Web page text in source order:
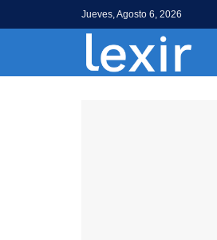
Jueves, Agosto 6, 2026